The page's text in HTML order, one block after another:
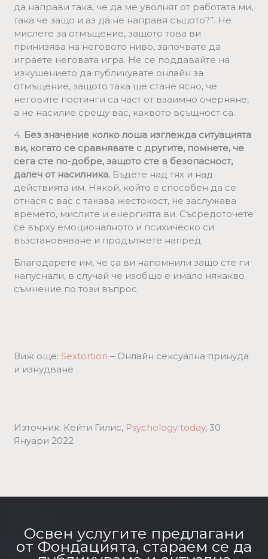
да направи така, че да ме уволнят от работата ми,
така че защо и аз да не направя същото?”. Не
мислете за отмъщение, защото това ви
принизява на неговото ниво, започвате да
играете неговата игра. Не се поддавайте на
изкушението да публикувате онлайн за
отмъщение, защото така ще стане ясно, че
неговите постинги са част от взаимно очерняне,
а не насилие срещу вас, каквото всъщност са.
4. Без значение колко лоша изглежда ситуацията
ви, когато се сравнявате с другите, помнете, че
сега сте по-добре, защото сте в безопасност,
далеч от насилника. Бъдете над тях и над
действията им. Някой, който е способен да се
отнася с вас с такава жестокост, не заслужава
времето, мислите и енергията ви. Съсредоточете
се върху емоционалното и психическо си
възстановяване и продължете напред.
Благодарете им, че са ви напомнили защо сте ги
напуснали, в случай че изобщо е имало някакво
съмнение по този въпрос.
Виж още: Sextortion– Oнлайн сексуална принуда
и изнудване
Източник: Кейти Гилис, Psychology today, 30
Януари 2022
Освен услугите предлагани
от Фондацията, стараем се да